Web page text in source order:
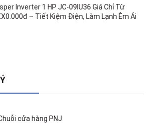
Inverter 1 HP JC-09IU36 Giá Chỉ Từ
– Tiết Kiệm Điện, Làm Lạnh Êm Ái
cửa hàng PNJ